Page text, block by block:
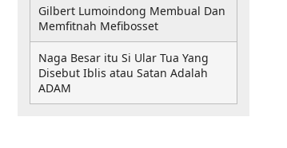
Gilbert Lumoindong Membual Dan
Memfitnah Mefibosset
Naga Besar itu Si Ular Tua Yang
Disebut Iblis atau Satan Adalah
ADAM